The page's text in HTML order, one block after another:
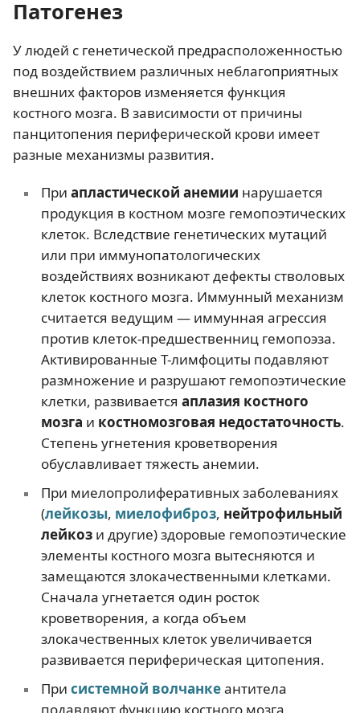
Патогенез
У людей с генетической предрасположенностью
под воздействием различных неблагоприятных
внешних факторов изменяется функция
костного мозга. В зависимости от причины
панцитопения периферической крови имеет
разные механизмы развития.
При апластической анемии нарушается
продукция в костном мозге гемопоэтических
клеток. Вследствие генетических мутаций
или при иммунопатологических
воздействиях возникают дефекты стволовых
клеток костного мозга. Иммунный механизм
считается ведущим — иммунная агрессия
против клеток-предшественниц гемопоэза.
Активированные Т-лимфоциты подавляют
размножение и разрушают гемопоэтические
клетки, развивается аплазия костного
мозга и костномозговая недостаточность.
Степень угнетения кроветворения
обуславливает тяжесть анемии.
При миелопролиферативных заболеваниях
(лейкозы, миелофиброз, нейтрофильный
лейкози другие) здоровые гемопоэтические
элементы костного мозга вытесняются и
замещаются злокачественными клетками.
Сначала угнетается один росток
кроветворения, а когда объем
злокачественных клеток увеличивается
развивается периферическая цитопения.
При системной волчанкеантитела
подавляют функцию костного мозга.